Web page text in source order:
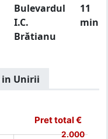
Bulevardul
I.C.
Brătianu
11
min
Unirii